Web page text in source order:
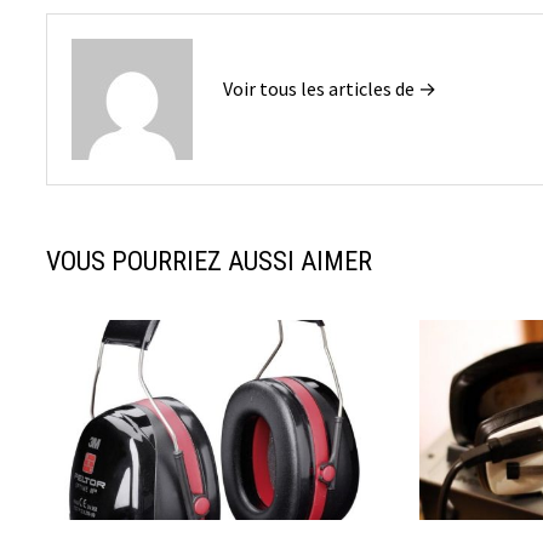
Voir tous les articles de →
VOUS POURRIEZ AUSSI AIMER